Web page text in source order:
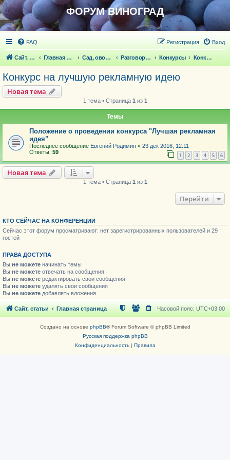
ФОРУМ ВИНОГРАД
FAQ Вход
Регистрация
Сайт, статьи Главная страница Сад, овощи, ягодники, цветы, беседка Разговоры обо всем что волнует Конкурсы Конкурс на лучшую рекламную идею
Конкурс на лучшую рекламную идею
Новая тема
1 тема • Страница 1 из 1
Темы
Положение о проведении конкурса "Лучшая рекламная
идея"
Последнее сообщение Евгений Родимин « 23 дек 2016, 12:11
Ответы: 59 1 2 3 4 5 6
Новая тема
1 тема • Страница 1 из 1
Перейти
КТО СЕЙЧАС НА КОНФЕРЕНЦИИ
Сейчас этот форум просматривают: нет зарегистрированных пользователей и 29
гостей
ПРАВА ДОСТУПА
Вы не можете начинать темы
Вы не можете отвечать на сообщения
Вы не можете редактировать свои сообщения
Вы не можете удалять свои сообщения
Вы не можете добавлять вложения
Сайт, статьи Главная страница Часовой пояс: UTC+03:00
Создано на основе phpBB® Forum Software © phpBB Limited
Русская поддержка phpBB
Конфиденциальность| Правила